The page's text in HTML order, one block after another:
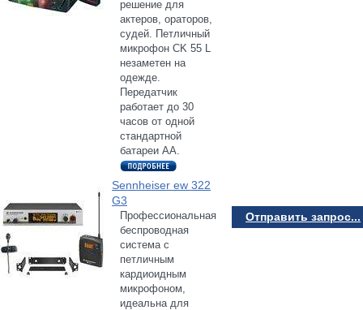
решение для
актеров, ораторов,
судей. Петличный
микрофон CK 55 L
незаметен на
одежде.
Передатчик
работает до 30
часов от одной
стандартной
батареи AA.
Sennheiser ew 322
G3
Профессиональная
беспроводная
система с
петличным
кардиоидным
микрофоном,
идеальна для
Отправить запрос...